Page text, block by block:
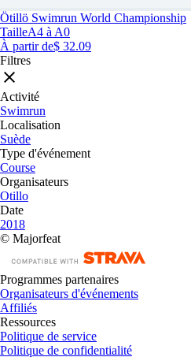
Ötillö Swimrun World Championship
TailleA4 à A0
À partir de$ 32.09
Filtres
Activité
Swimrun
Localisation
Suède
Type d'événement
Course
Organisateurs
Otillo
Date
2018
© Majorfeat
Programmes partenaires
Organisateurs d'événements
Affiliés
Ressources
Politique de service
Politique de confidentialité